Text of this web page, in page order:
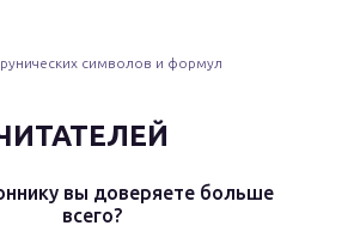
символов и формул
вы доверяете больше
всего?